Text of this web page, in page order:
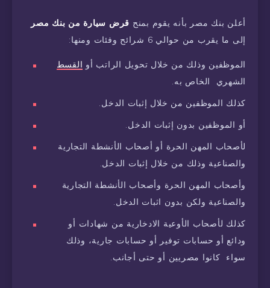
أعلن بنك مصر بأنه يقوم بمنح قرض سيارة من بنك مصر
إلى ما يقرب من حوالي 6 شرائح وفئات ومنها:
الموظفين وذلك من خلال تحويل الراتب أو القسط
الشهري الخاص به.
كذلك الموظفين من خلال إثبات الدخل.
أو الموظفين بدون إثبات الدخل.
لأصحاب المهن الحرة أو أصحاب الأنشطة التجارية
والصناعية وذلك من خلال إثبات الدخل.
وأصحاب المهن الحرة وأصحاب الأنشطة التجارية
والصناعية ولكن بدون اثبات الدخل.
كذلك لأصحاب الأوعية الادخارية من شهادات أو
ودائع أو حسابات توفير أو حسابات جارية، وذلك
سواء كانوا مصريين أو حتى أجانب.